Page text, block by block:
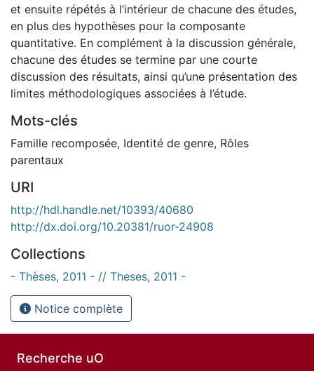
et ensuite répétés à l’intérieur de chacune des études,
en plus des hypothèses pour la composante
quantitative. En complément à la discussion générale,
chacune des études se termine par une courte
discussion des résultats, ainsi qu’une présentation des
limites méthodologiques associées à l’étude.
Mots-clés
Famille recomposée, Identité de genre, Rôles
parentaux
URI
http://hdl.handle.net/10393/40680
http://dx.doi.org/10.20381/ruor-24908
Collections
- Thèses, 2011 - // Theses, 2011 -
Notice complète
Recherche uO